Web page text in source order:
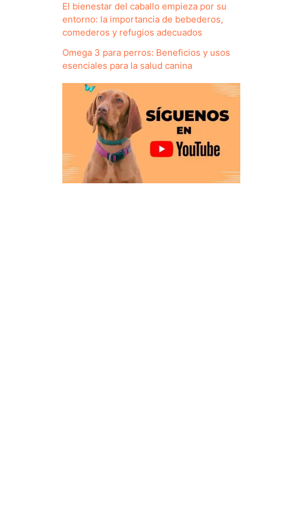
El bienestar del caballo empieza por su
entorno: la importancia de bebederos,
comederos y refugios adecuados
Omega 3 para perros: Beneficios y usos
esenciales para la salud canina